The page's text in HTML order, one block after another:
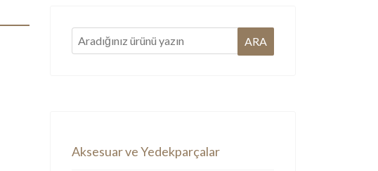
Aksesuar ve Yedekparçalar